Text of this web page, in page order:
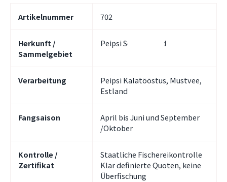
Artikelnummer 702
Herkunft /
Sammelgebiet
Peipsi See, Estland
Verarbeitung
Peipsi Kalatööstus, Mustvee,
Estland
Fangsaison
April bis Juni und September
/Oktober
Kontrolle /
Zertifikat
Staatliche Fischereikontrolle
Klar definierte Quoten, keine
Überfischung